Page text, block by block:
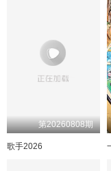
何江行走的恋爱教科书
9期
三
8期陪看
第20260808期
歌手2026